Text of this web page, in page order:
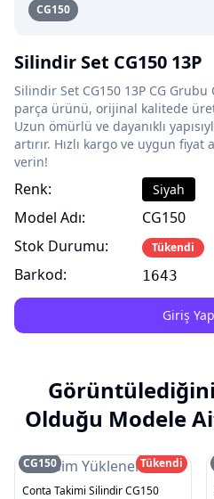
CG150
Silindir Set CG150 13P
Silindir Set CG150 13P CG
parça ürünü, orijinal kalitede
Uzun ömürlü ve dayanıklı
artırır. Hızlı kargo ve uygun
verin!
Renk:
Model Adı:
Stok Durumu:
Barkod:
Siyah
CG150
Tükendi
1643
Giriş
Olduğu Modele
Resim Yüklenemedi
CG150
Tükendi
Conta Takimi Silindir CG150